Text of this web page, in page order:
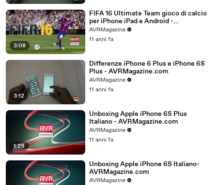
3:08
FIFA 16 Ultimate Team gioco di calcio
per iPhone iPad e Android -
AVRMagazine.com
AVRMagazine
11 anni fa
3:12
Differenze iPhone 6 Plus e iPhone 6S
Plus - AVRMagazine.com
AVRMagazine
11 anni fa
1:29
Unboxing Apple iPhone 6S Plus
Italiano - AVRMagazine.com
AVRMagazine
11 anni fa
Unboxing Apple iPhone 6S Italiano-
AVRMagazine.com
AVRMagazine